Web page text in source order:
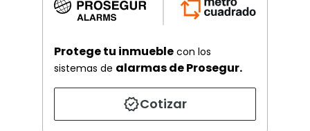
Protege tu inmueble con los
sistemas de alarmas de Prosegur.
Cotizar